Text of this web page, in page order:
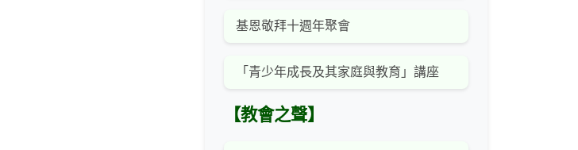
基恩敬拜十週年聚會
「青少年成長及其家庭與教育」講座
【教會之聲】